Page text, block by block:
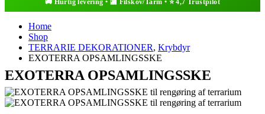
Home
Shop
TERRARIE DEKORATIONER, Krybdyr
EXOTERRA OPSAMLINGSSKE
EXOTERRA OPSAMLINGSSKE